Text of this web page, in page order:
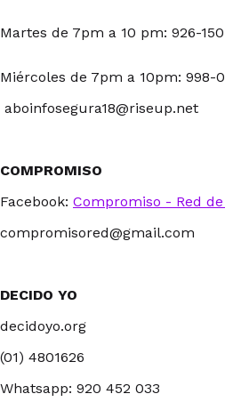
Martes de 7pm a 10 pm: 926-
Miércoles de 7pm a 10pm: 998-
aboinfosegura18@riseup.net
COMPROMISO
Facebook: Compromiso - Red
compromisored@gmail.com
DECIDO YO
decidoyo.org
(01) 4801626
Whatsapp: 920 452 033